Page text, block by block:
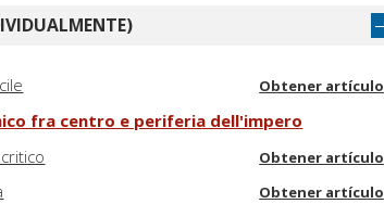
Obtener artículo
fra centro e periferia dell'impero
Obtener artículo
Obtener artículo